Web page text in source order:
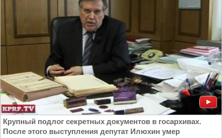
Крупный подлог секретных документов в госархивах.
После этого выступления депутат Илюхин умер